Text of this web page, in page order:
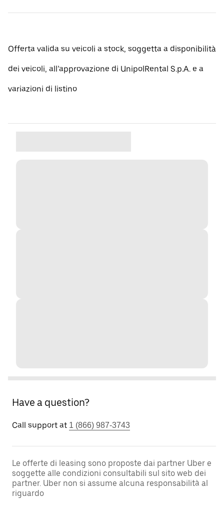
Offerta valida su veicoli a stock, soggetta a disponibilità
dei veicoli, all’approvazione di UnipolRental S.p.A. e a
variazioni di listino
Have a question?
Call support at 1 (866) 987-3743
Le offerte di leasing sono proposte dai partner Uber e
soggette alle condizioni consultabili sul sito web dei
partner. Uber non si assume alcuna responsabilità al
riguardo